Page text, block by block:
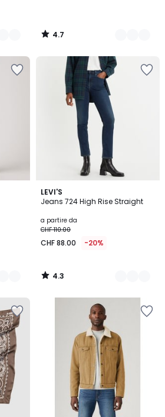
4.7
/
LEVI'S
Jeans 724 High Rise Straight
a partire da
CHF 110.00
CHF 88.00 -20%
4.3
/ 5
8
Colori
4.3
/